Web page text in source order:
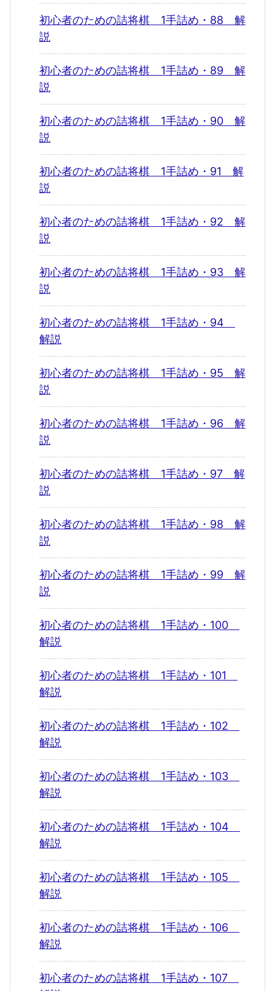
初心者のための詰将棋 1手詰め・88 解
説
初心者のための詰将棋 1手詰め・89 解
説
初心者のための詰将棋 1手詰め・90 解
説
初心者のための詰将棋 1手詰め・91 解
説
初心者のための詰将棋 1手詰め・92 解
説
初心者のための詰将棋 1手詰め・93 解
説
初心者のための詰将棋 1手詰め・94
解説
初心者のための詰将棋 1手詰め・95 解
説
初心者のための詰将棋 1手詰め・96 解
説
初心者のための詰将棋 1手詰め・97 解
説
初心者のための詰将棋 1手詰め・98 解
説
初心者のための詰将棋 1手詰め・99 解
説
初心者のための詰将棋 1手詰め・100
解説
初心者のための詰将棋 1手詰め・101
解説
初心者のための詰将棋 1手詰め・102
解説
初心者のための詰将棋 1手詰め・103
解説
初心者のための詰将棋 1手詰め・104
解説
初心者のための詰将棋 1手詰め・105
解説
初心者のための詰将棋 1手詰め・106
解説
初心者のための詰将棋 1手詰め・107